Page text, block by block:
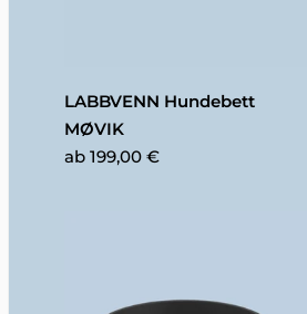
LABBVENN Hundebett
MØVIK
ab 199,00 €